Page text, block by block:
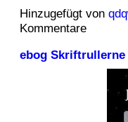
Hinzugefügt von
Kommentare
ebog